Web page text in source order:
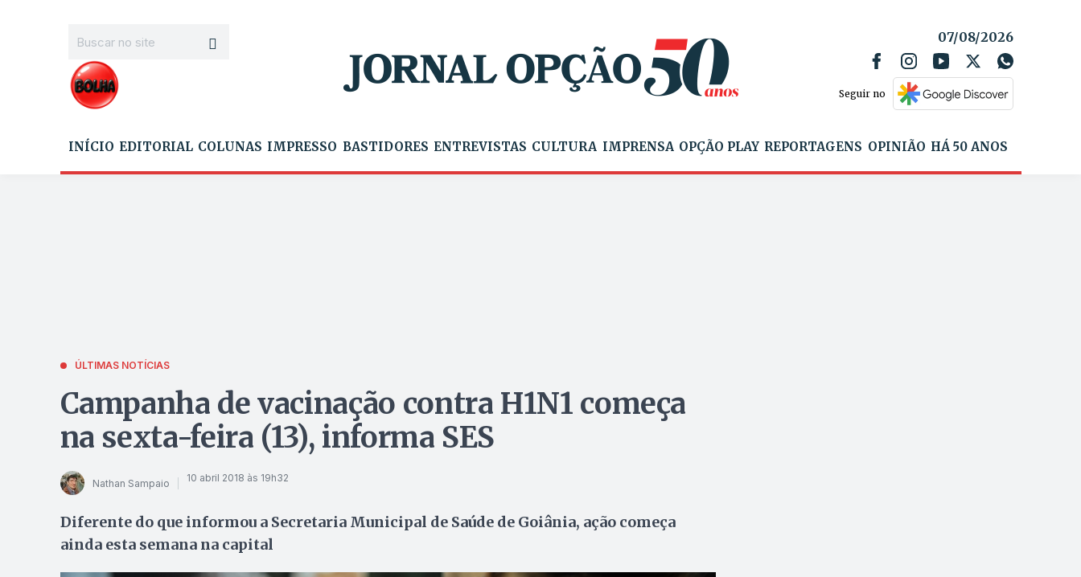
07/08/2026
Seguir no
INÍCIO EDITORIAL COLUNAS IMPRESSO BASTIDORES ENTREVISTAS CULTURA IMPRENSA OPÇÃO PLAY REPORTAGENS OPINIÃO HÁ 50 ANOS
ÚLTIMAS NOTÍCIAS
Campanha de vacinação contra H1N1 começa
na sexta-feira (13), informa SES
Nathan Sampaio 10 abril 2018 às 19h32
Diferente do que informou a Secretaria Municipal de Saúde de Goiânia, ação começa
ainda esta semana na capital